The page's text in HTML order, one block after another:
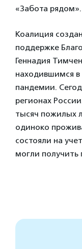
«Забота рядом».
Коалиция
поддержке
Геннадия
находившимся
пандемии.
регионах
тысяч пожилых
одиноко
состояли на
могли